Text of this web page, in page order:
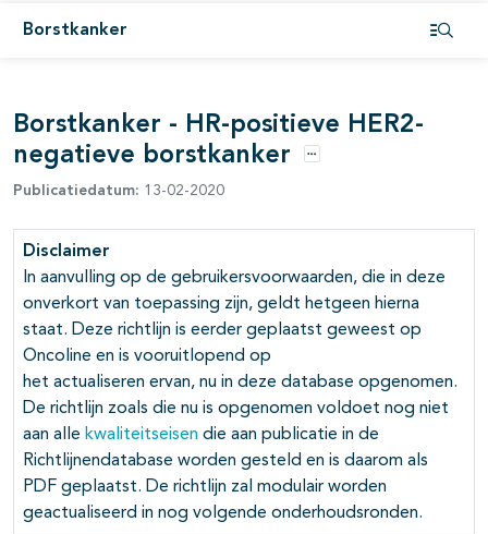
Borstkankeropen- en dichtklappen
open- en dichtklappen
open- en dichtklappen
open- en dichtklappen
Borstkanker - HR-positieve HER2-
negatieve borstkanker
Opties
Publicatiedatum: 13-02-2020
Disclaimer
In aanvulling op de gebruikersvoorwaarden, die in deze
onverkort van toepassing zijn, geldt hetgeen hierna
staat. Deze richtlijn is eerder geplaatst geweest op
Oncoline en is vooruitlopend op
het actualiseren ervan, nu in deze database opgenomen.
De richtlijn zoals die nu is opgenomen voldoet nog niet
aan alle kwaliteitseisen die aan publicatie in de
Richtlijnendatabase worden gesteld en is daarom als
PDF geplaatst. De richtlijn zal modulair worden
geactualiseerd in nog volgende onderhoudsronden.